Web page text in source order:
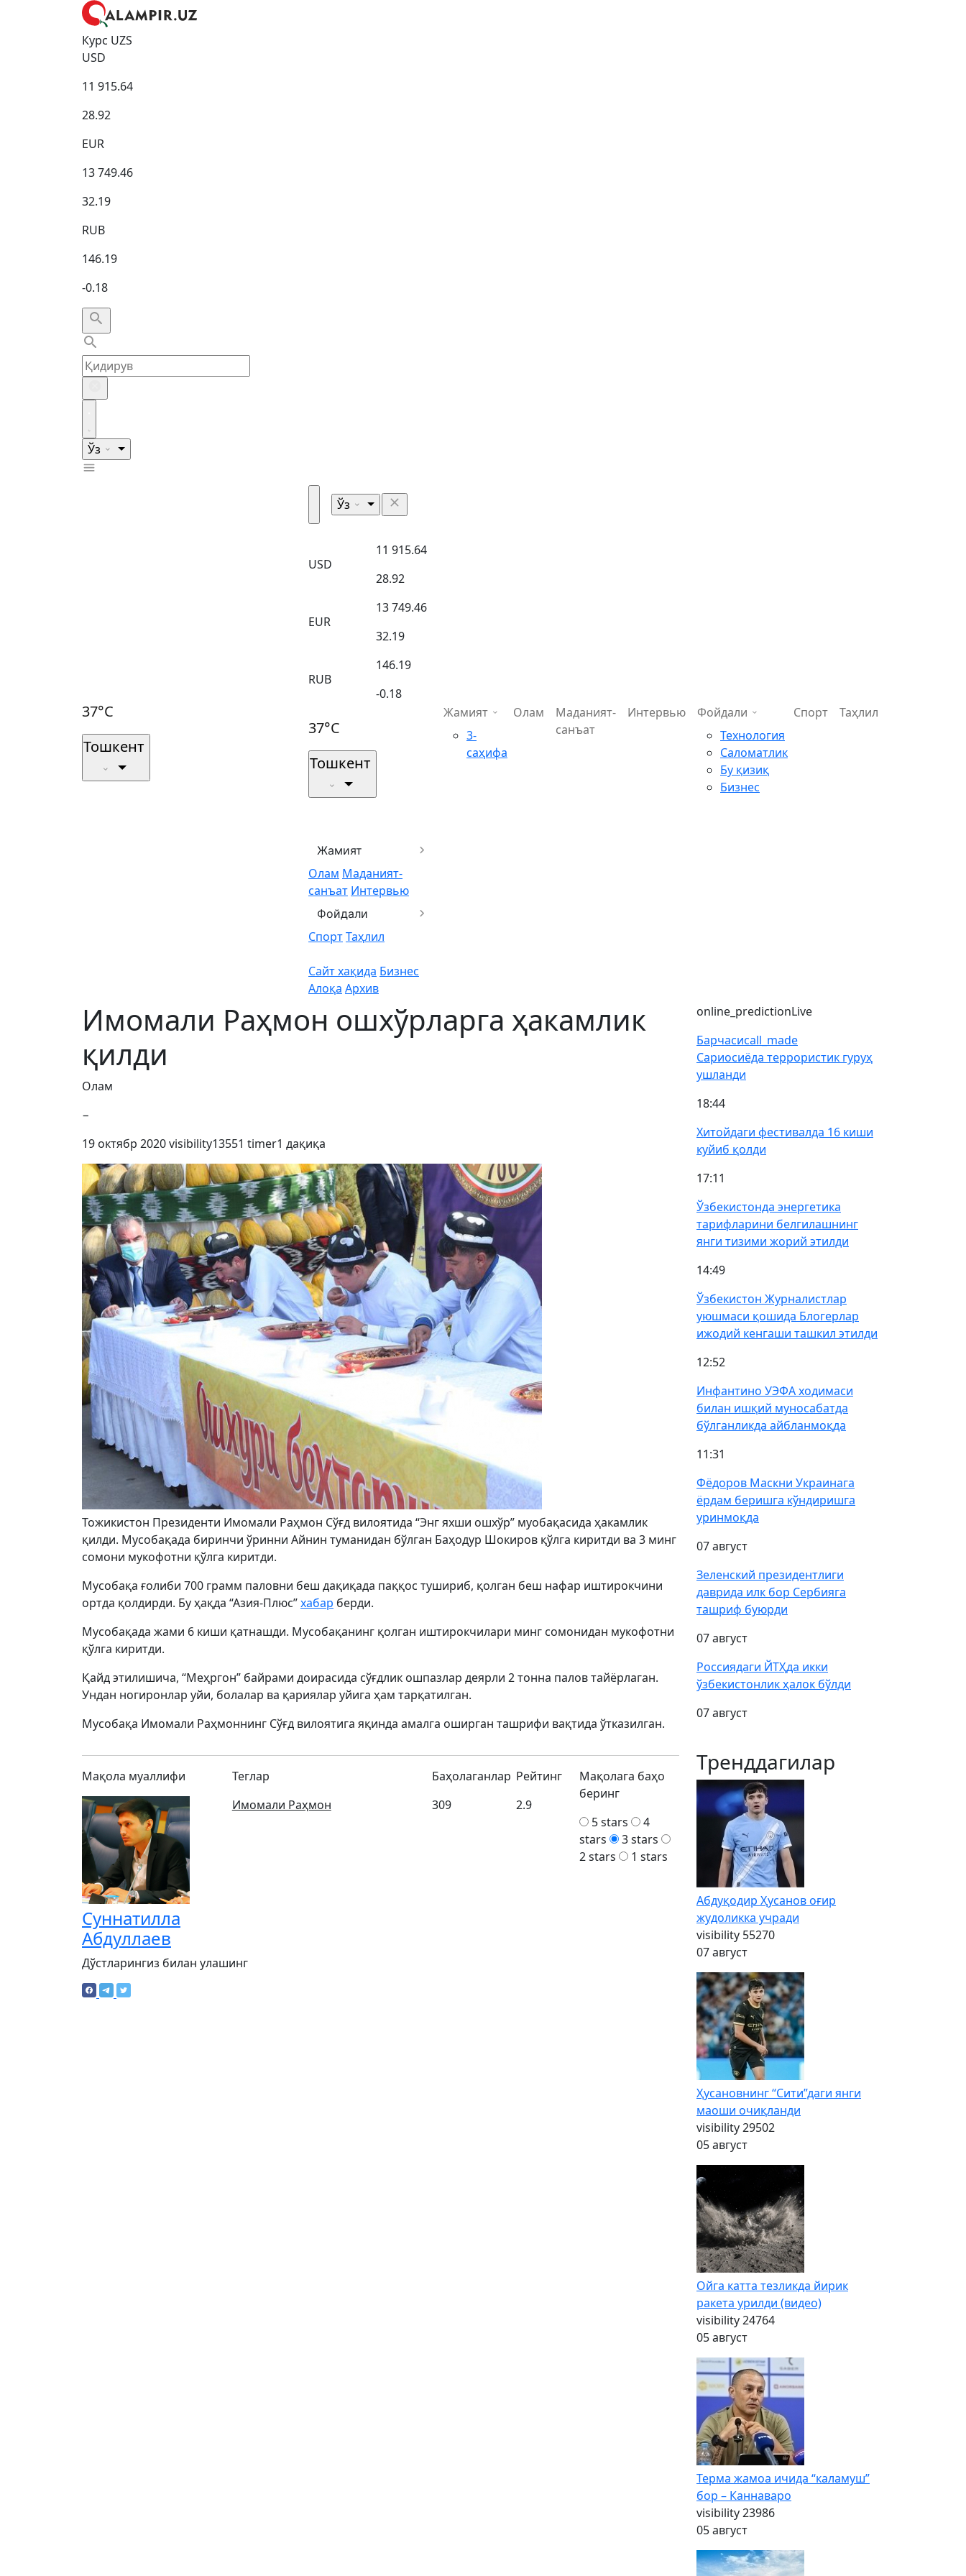
Курс UZS
USD
11 915.64
28.92
EUR
13 749.46
32.19
RUB
146.19
-0.18
Ўз
37°C
Тошкент
Ўз
USD
11 915.64
28.92
EUR
13 749.46
32.19
RUB
146.19
-0.18
37°C
Тошкент
Жамият
Олам Маданият-
санъат Интервью
Фойдали
СпортТаҳлил
Сайт хақида Бизнес
Алоқа Архив
Жамият
3-
саҳифа
Олам
Маданият-
санъат
Интервью
Фойдали
Технология
Саломатлик
Бу қизиқ
Бизнес
Спорт Таҳлил
Имомали Раҳмон ошхўрларга ҳакамлик
қилди
Олам
−
19 октябр 2020visibility13551 timer1 дақиқа
Тожикистон Президенти Имомали Раҳмон Сўғд вилоятида “Энг яхши ошхўр” муобақасида ҳакамлик
қилди. Мусобақада биринчи ўринни Айнин туманидан бўлган Баҳодур Шокиров қўлга киритди ва 3 минг
сомони мукофотни қўлга киритди.
Мусобақа ғолиби 700 грамм паловни беш дақиқада паққос тушириб, қолган беш нафар иштирокчини
ортда қолдирди. Бу ҳақда “Азия-Плюс”хабар берди.
Мусобақада жами 6 киши қатнашди. Мусобақанинг қолган иштирокчилари минг сомонидан мукофотни
қўлга киритди.
Қайд этилишича, “Меҳргон” байрами доирасида сўғдлик ошпазлар деярли 2 тонна палов тайёрлаган.
Ундан ногиронлар уйи, болалар ва қариялар уйига ҳам тарқатилган.
Мусобақа Имомали Раҳмоннинг Сўғд вилоятига яқинда амалга оширган ташрифи вақтида ўтказилган.
Мақола муаллифи
Суннатилла
Абдуллаев
Теглар
Имомали Раҳмон
Баҳолаганлар
309
Рейтинг
2.9
Мақолага баҳо
беринг
5 stars
4
stars
3 stars
2 stars
1 stars
Дўстларингиз билан улашинг
online_predictionLive
Барчасиcall_made
Сариосиёда террористик гуруҳ
ушланди
18:44
Хитойдаги фестивалда 16 киши
куйиб қолди
17:11
Ўзбекистонда энергетика
тарифларини белгилашнинг
янги тизими жорий этилди
14:49
Ўзбекистон Журналистлар
уюшмаси қошида Блогерлар
ижодий кенгаши ташкил этилди
12:52
Инфантино УЭФА ходимаси
билан ишқий муносабатда
бўлганликда айбланмоқда
11:31
Фёдоров Маскни Украинага
ёрдам беришга кўндиришга
уринмоқда
07 август
Зеленский президентлиги
даврида илк бор Сербияга
ташриф буюрди
07 август
Россиядаги ЙТҲда икки
ўзбекистонлик ҳалок бўлди
07 август
Тренддагилар
Абдуқодир Ҳусанов оғир
жудоликка учради
visibility 55270
07 август
Ҳусановнинг “Сити”даги янги
маоши очиқланди
visibility29502
05 август
Ойга катта тезликда йирик
ракета урилди (видео)
visibility24764
05 август
Терма жамоа ичида “каламуш”
бор – Каннаваро
visibility23986
05 август